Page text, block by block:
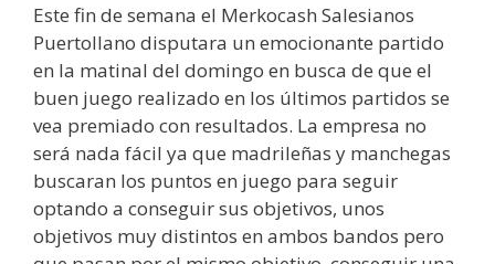
Este fin de semana el Merkocash Salesianos
Puertollano disputara un emocionante partido
en la matinal del domingo en busca de que el
buen juego realizado en los últimos partidos se
vea premiado con resultados. La empresa no
será nada fácil ya que madrileñas y manchegas
buscaran los puntos en juego para seguir
optando a conseguir sus objetivos, unos
objetivos muy distintos en ambos bandos pero